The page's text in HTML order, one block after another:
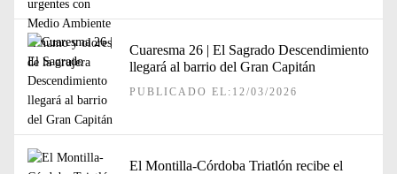
Cuaresma 26 | El Sagrado Descendimiento
llegará al barrio del Gran Capitán
PUBLICADO EL:12/03/2026
El Montilla-Córdoba Triatlón recibe el